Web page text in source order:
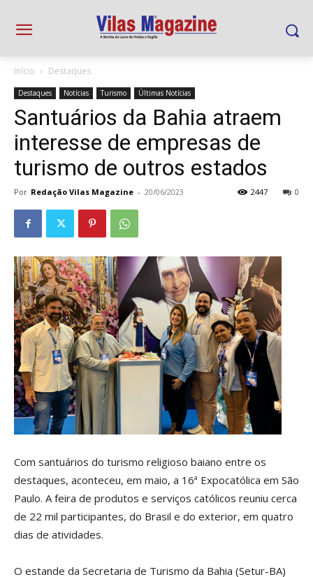
Início Destaques
Destaques Notícias Turismo Últimas Notícias
Santuários da Bahia atraem
interesse de empresas de
turismo de outros estados
Por Redação Vilas Magazine - 20/06/2023 0
2447
Com santuários do turismo religioso baiano entre os
destaques, aconteceu, em maio, a 16ª Expocatólica em São
Paulo. A feira de produtos e serviços católicos reuniu cerca
de 22 mil participantes, do Brasil e do exterior, em quatro
dias de atividades.
O estande da Secretaria de Turismo da Bahia (Setur-BA)